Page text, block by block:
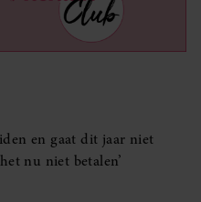
en gaat dit jaar niet
nu niet betalen’